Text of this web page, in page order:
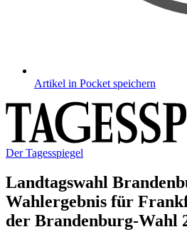
Artikel in Pocket speichern
Der Tagesspiegel
Landtagswahl
Wahlergebnis für
der Brandenburg-Wahl